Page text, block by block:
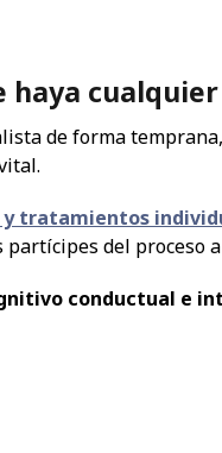
haya
de forma
tratamientos
partícipes del
conductual e